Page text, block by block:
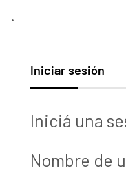
.
Iniciar sesión
Iniciá una
Nombre de